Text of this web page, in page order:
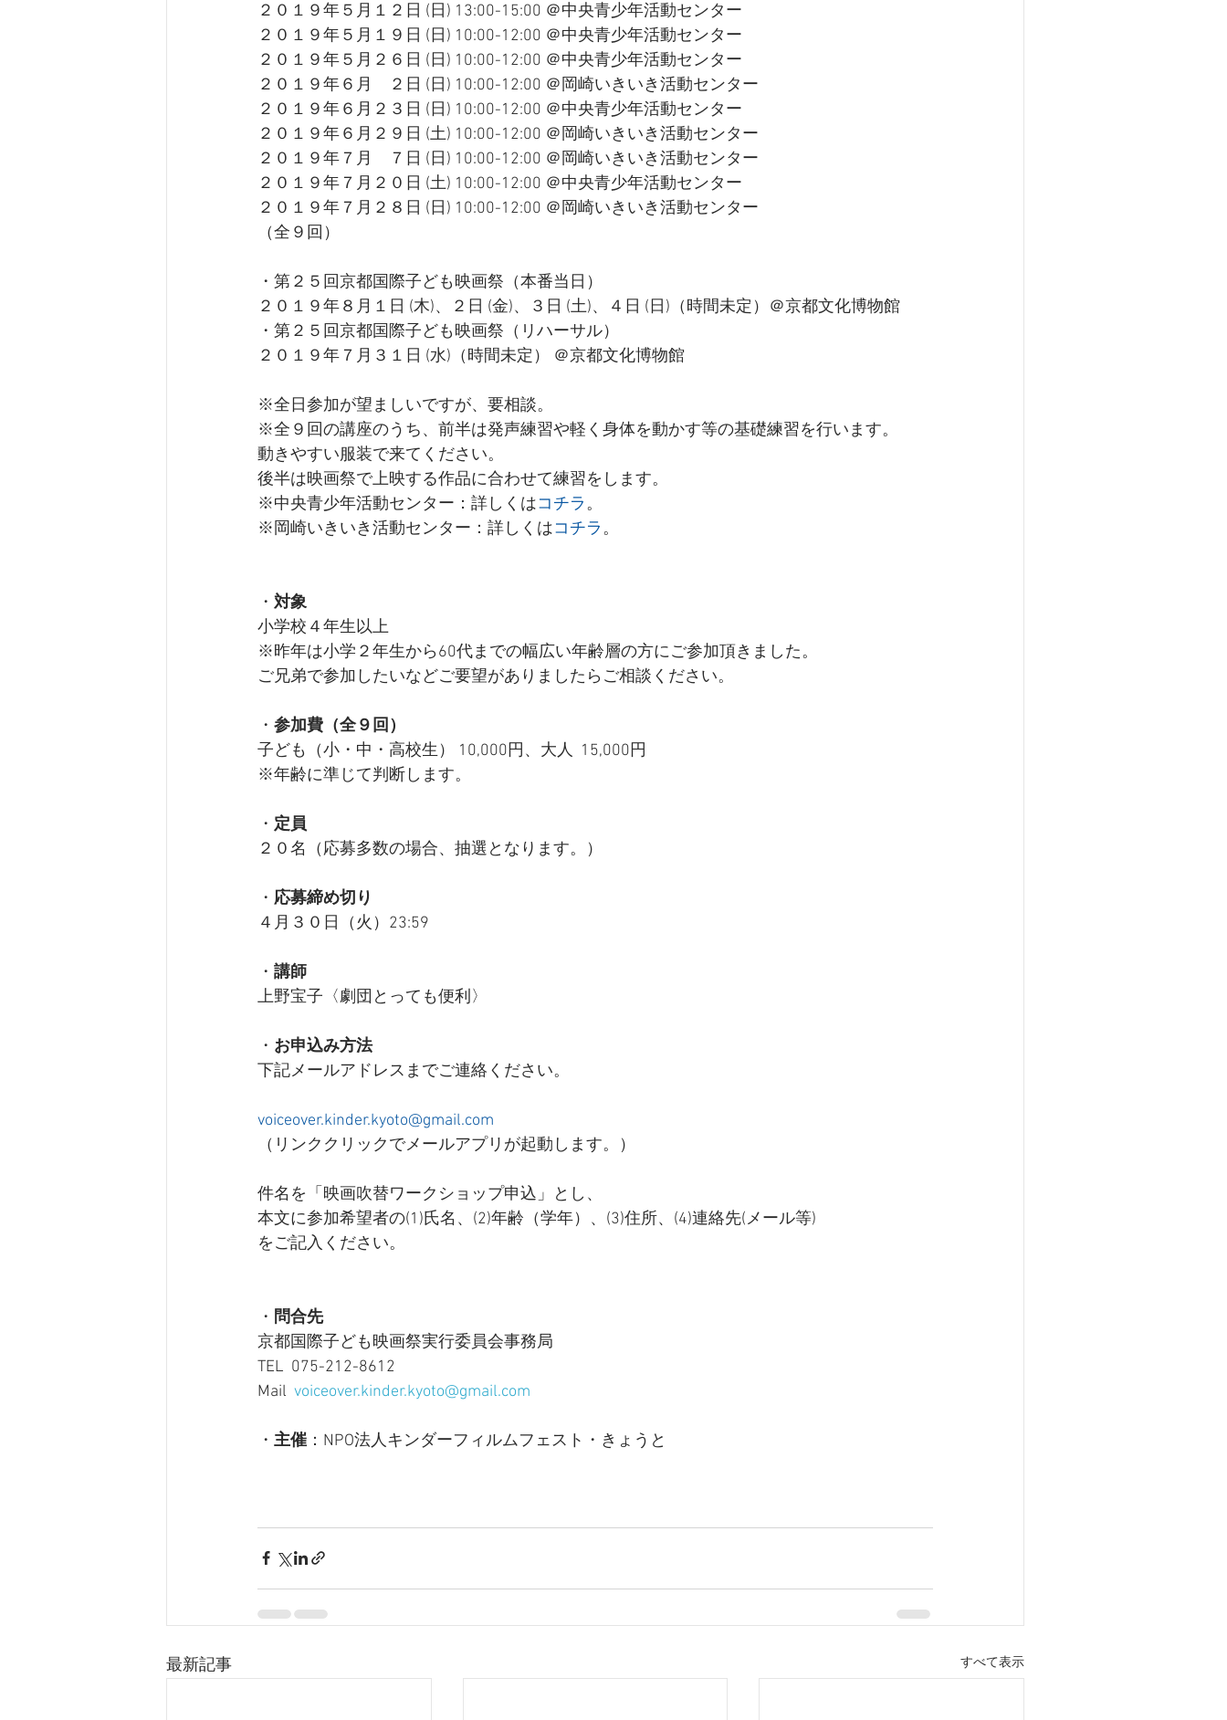
２０１９年５月１２日 (日) 13:00-15:00 ＠中央青少年活動センター
２０１９年５月１９日 (日) 10:00-12:00 ＠中央青少年活動センター
２０１９年５月２６日 (日) 10:00-12:00 ＠中央青少年活動センター
２０１９年６月　２日 (日) 10:00-12:00 ＠岡崎いきいき活動センター
２０１９年６月２３日 (日) 10:00-12:00 ＠中央青少年活動センター
２０１９年６月２９日 (土) 10:00-12:00 ＠岡崎いきいき活動センター
２０１９年７月　７日 (日) 10:00-12:00 ＠岡崎いきいき活動センター
２０１９年７月２０日 (土) 10:00-12:00 ＠中央青少年活動センター
２０１９年７月２８日 (日) 10:00-12:00 ＠岡崎いきいき活動センター
（全９回）
・第２５回京都国際子ども映画祭（本番当日）
２０１９年８月１日 (木)、２日 (金)、３日 (土)、４日 (日)（時間未定）＠京都文化博物館
・第２５回京都国際子ども映画祭（リハーサル）
２０１９年７月３１日 (水)（時間未定） ＠京都文化博物館
※全日参加が望ましいですが、要相談。
※全９回の講座のうち、前半は発声練習や軽く身体を動かす等の基礎練習を行います。
動きやすい服装で来てください。
後半は映画祭で上映する作品に合わせて練習をします。
※中央青少年活動センター：詳しくはコチラ。
※岡崎いきいき活動センター：詳しくはコチラ。
・ 対象
小学校４年生以上
※昨年は小学２年生から60代までの幅広い年齢層の方にご参加頂きました。
ご兄弟で参加したいなどご要望がありましたらご相談ください。
・ 参加費（全９回）
子ども（小・中・高校生） 10,000円、大人  15,000円
※年齢に準じて判断します。
・ 定員
２０名（応募多数の場合、抽選となります。）
・ 応募締め切り
４月３０日（火）23:59
・ 講師
上野宝子〈劇団とっても便利〉
・ お申込み方法
下記メールアドレスまでご連絡ください。
voiceover.kinder.kyoto@gmail.com
（リンククリックでメールアプリが起動します。）
件名を「映画吹替ワークショップ申込」とし、
本文に参加希望者の(1)氏名、(2)年齢（学年）、(3)住所、(4)連絡先(メール等)
をご記入ください。
・ 問合先
京都国際子ども映画祭実行委員会事務局
TEL  075-212-8612
Mail voiceover.kinder.kyoto@gmail.com
・ 主催：NPO法人キンダーフィルムフェスト・きょうと
最新記事 すべて表示